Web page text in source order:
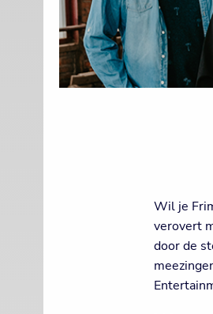
Wil je
verovert
door de